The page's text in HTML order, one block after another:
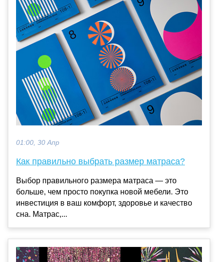
01:00, 30 Апр
Как правильно выбрать размер матраса?
Выбор правильного размера матраса — это
больше, чем просто покупка новой мебели. Это
инвестиция в ваш комфорт, здоровье и качество
сна. Матрас,...